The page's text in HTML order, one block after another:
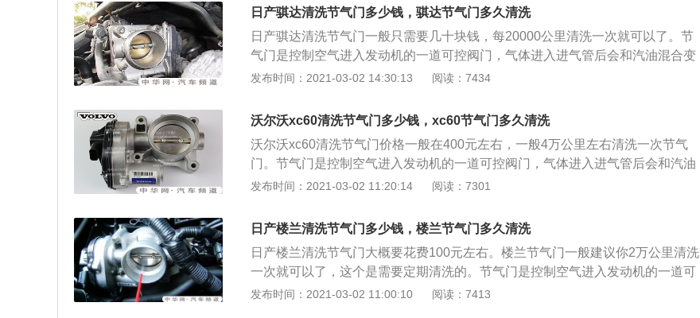
（拆装进气弯管）、T30内花扳手一把（拆装节气门）、化油器清洗剂一瓶。 第
二步：拆卸节气门进气弯管。 第三步：拔下节气门线束插头。 第四步：拆卸节气
门体。
日产骐达清洗节气门多少钱，骐达节气门多久清洗
日产骐达清洗节气门一般只需要几十块钱，每20000公里清洗一次就可以了。节
气门是控制空气进入发动机的一道可控阀门，气体进入进气管后会和汽油混合变
成可燃混合气，从而燃烧形成做功。它上接空气滤清器，下接发动机缸体，被称
车发动机系统最重要的部件之一，它的上部是空气滤清器【空气格】，下部是发
动机缸体，是汽车发动机的咽喉。车子加速是否灵活，与节气门的脏污有很大的
关系，节气门清洁可以减轻油耗更可以使发动机灵活而有劲。而节气门该不该拆
下来清洗，也是车主们讨论比较多的焦点。 节气门有传统拉线式和电子节气门两
种，传统发动机节气门操纵机构是通过拉索（软钢丝）或者拉杆，一端连接油门
器，来根据发动机所需能量，控制节气门的开启角度，从而调节进气量的大小。
节气门是当今电喷车发动机系统最重要的部件，他的上部是空气滤清器，下部是
发动机缸体，是汽车发动机的咽喉。车子加速是否灵活，与节气门的清洁是很有
发布时间：2021-03-02 14:30:13 阅读：7434
沃尔沃xc60清洗节气门多少钱，xc60节气门多久清洗
沃尔沃xc60清洗节气门价格一般在400元左右，一般4万公里左右清洗一次节气
门。节气门是控制空气进入发动机的一道可控阀门，气体进入进气管后会和汽油
混合成可燃混合气，从而燃烧做功。它上接空气滤清器，下接发动机缸体，被称
并不是同步的，当熄灭发动机时，有些气缸的进气门不能完全关闭，一些未燃烧
的燃油不断蒸发氧化，会在进气管中尤其是节气门后方产生一些积碳。这些积碳
一方面会阻塞怠速通道使节气门卡滞或超出其调节范围。 另一方面使进气管的管
壁变粗糙，进气会在这些粗糙的地方产生旋涡，影响进气效果及混合气的质量，
从而造成怠速发抖、提速不畅、熄火和费油等情况。
发布时间：2021-03-02 11:20:14 阅读：7301
日产楼兰清洗节气门多少钱，楼兰节气门多久清洗
日产楼兰清洗节气门大概要花费100元左右。楼兰节气门一般建议你2万公里清洗
一次就可以了，这个是需要定期清洗的。节气门是控制空气进入发动机的一道可
控阀门，气体进入进气管后会和汽油混合变成可燃混合气，从而燃烧形成做功。
发布时间：2021-03-02 11:00:10 阅读：7413